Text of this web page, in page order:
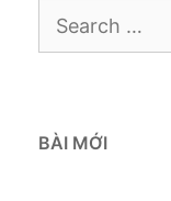
for:
BÀI MỚI